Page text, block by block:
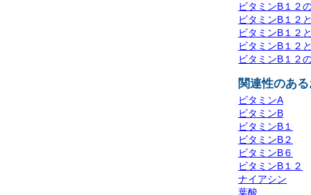
ビタミンB１２
ビタミンB１２
ビタミンB１２
ビタミンB１２
ビタミンB１２
関連性のあ
ビタミンA
ビタミンB
ビタミンB１
ビタミンB２
ビタミンB６
ビタミンB１２
ナイアシン
葉酸